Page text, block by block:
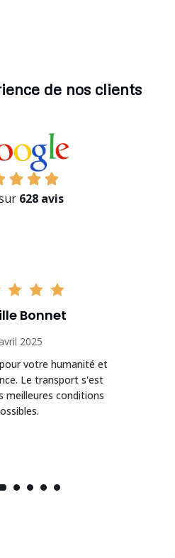
de nos clients
628 avis
Bonnet
2025
votre humanité et
Le transport s'est
meilleures conditions